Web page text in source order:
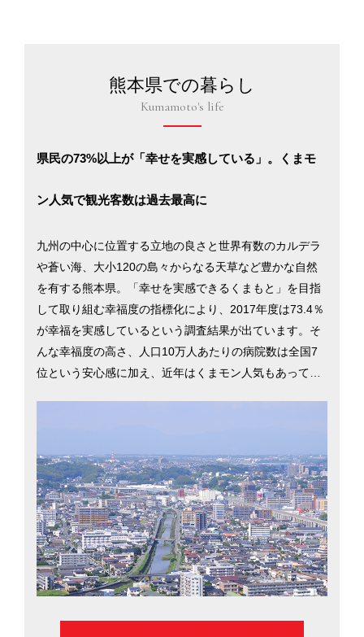
熊本県での暮らし
Kumamoto's life
県民の73%以上が「幸せを実感している」。くまモ
ン人気で観光客数は過去最高に
九州の中心に位置する立地の良さと世界有数のカルデラ
や蒼い海、大小120の島々からなる天草など豊かな自然
を有する熊本県。「幸せを実感できるくまもと」を目指
して取り組む幸福度の指標化により、2017年度は73.4％
が幸福を実感しているという調査結果が出ています。そ
んな幸福度の高さ、人口10万人あたりの病院数は全国7
位という安心感に加え、近年はくまモン人気もあってか